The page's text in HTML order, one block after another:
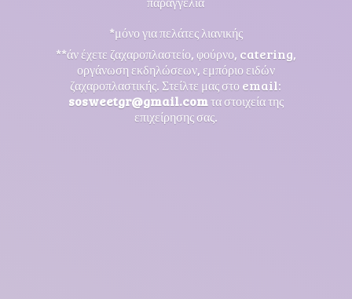
*μόνο για πελάτες λιανικής
**άν έχετε ζαχαροπλαστείο, φούρνο, catering,
οργάνωση εκδηλώσεων, εμπόριο ειδών
ζαχαροπλαστικής. Στείλτε μας στο email:
sosweetgr@gmail.comτα στοιχεία της
επιχείρησης σας.